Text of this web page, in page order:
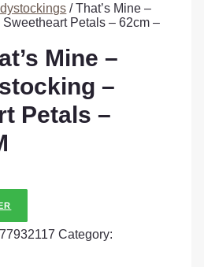
/ That’s Mine –
Petals – 62cm –
Mine –
–
Petals –
Category: